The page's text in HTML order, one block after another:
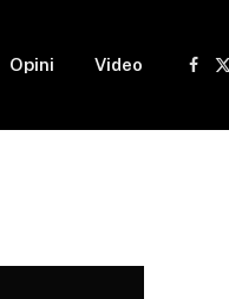
Opini Video